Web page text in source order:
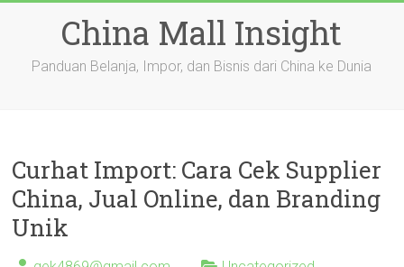
China Mall Insight
Panduan Belanja, Impor, dan Bisnis dari China ke Dunia
Curhat Import: Cara Cek Supplier
China, Jual Online, dan Branding
Unik